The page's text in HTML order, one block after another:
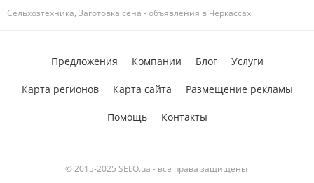
Сельхозтехника, Заготовка сена - объявления в Черкассах
© 2015-2025 SELO.ua - все права защищены
Предложения Компании Блог Услуги
Карта регионов Карта сайта Размещение рекламы
Помощь Контакты